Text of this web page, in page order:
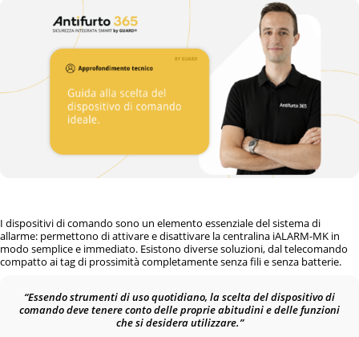
Supporto
I dispositivi di comando sono un elemento essenziale del sistema di
allarme: permettono di attivare e disattivare la centralina iALARM-MK in
modo semplice e immediato. Esistono diverse soluzioni, dal telecomando
compatto ai tag di prossimità completamente senza fili e senza batterie.
“Essendo strumenti di uso quotidiano, la scelta del dispositivo di
comando deve tenere conto delle proprie abitudini e delle funzioni
che si desidera utilizzare.”